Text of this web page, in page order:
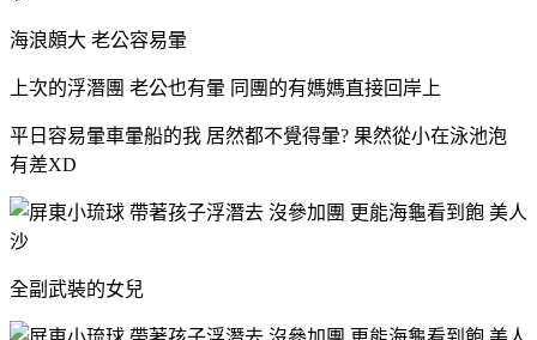
海浪頗大 老公容易暈
上次的浮潛團 老公也有暈 同團的有媽媽直接回岸上
平日容易暈車暈船的我 居然都不覺得暈? 果然從小在泳池泡
有差XD
全副武裝的女兒